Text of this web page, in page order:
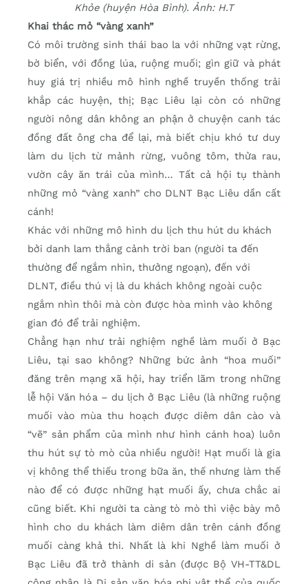
Khỏe (huyện Hòa Bình). Ảnh: H.T
Khai thác mỏ “vàng xanh”
Có môi trường sinh thái bao la với những vạt rừng,
bờ biển, với đồng lúa, ruộng muối; gìn giữ và phát
huy giá trị nhiều mô hình nghề truyền thống trải
khắp các huyện, thị; Bạc Liêu lại còn có những
người nông dân không an phận ở chuyện canh tác
đồng đất ông cha để lại, mà biết chịu khó tư duy
làm du lịch từ mảnh rừng, vuông tôm, thửa rau,
vườn cây ăn trái của mình… Tất cả hội tụ thành
những mỏ “vàng xanh” cho DLNT Bạc Liêu dần cất
cánh!
Khác với những mô hình du lịch thu hút du khách
bởi danh lam thắng cảnh trời ban (người ta đến
thường để ngắm nhìn, thưởng ngoạn), đến với
DLNT, điều thú vị là du khách không ngoài cuộc
ngắm nhìn thôi mà còn được hòa mình vào không
gian đó để trải nghiệm.
Chẳng hạn như trải nghiệm nghề làm muối ở Bạc
Liêu, tại sao không? Những bức ảnh “hoa muối”
đăng trên mạng xã hội, hay triển lãm trong những
lễ hội Văn hóa – du lịch ở Bạc Liêu (là những ruộng
muối vào mùa thu hoạch được diêm dân cào và
“vẽ” sản phẩm của mình như hình cánh hoa) luôn
thu hút sự tò mò của nhiều người! Hạt muối là gia
vị không thể thiếu trong bữa ăn, thế nhưng làm thế
nào để có được những hạt muối ấy, chưa chắc ai
cũng biết. Khi người ta càng tò mò thì việc bày mô
hình cho du khách làm diêm dân trên cánh đồng
muối càng khả thi. Nhất là khi Nghề làm muối ở
Bạc Liêu đã trở thành di sản (được Bộ VH-TT&DL